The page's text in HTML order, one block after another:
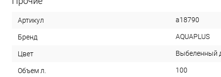
Артикул a18790
Бренд AQUAPLUS
Цвет Выбеленный
Объем л. 100